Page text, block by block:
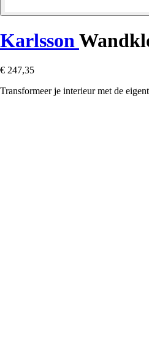
Karlsson
€ 247,35
Transformeer je interieur met de